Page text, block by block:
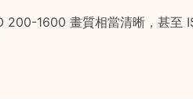
200-1600 畫質相當清晰，甚至